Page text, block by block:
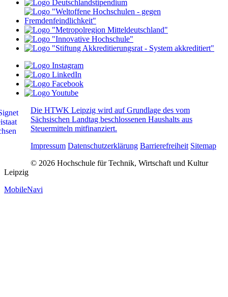
Die HTWK Leipzig wird auf Grundlage des vom
Sächsischen Landtag beschlossenen Haushalts aus
Steuermitteln mitfinanziert.
Impressum Datenschutzerklärung Barrierefreiheit Sitemap
© 2026 Hochschule für Technik, Wirtschaft und Kultur
Leipzig
MobileNavi